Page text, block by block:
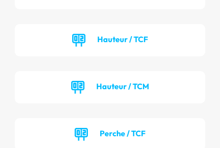
Hauteur / TCF
Hauteur / TCM
Perche / TCF